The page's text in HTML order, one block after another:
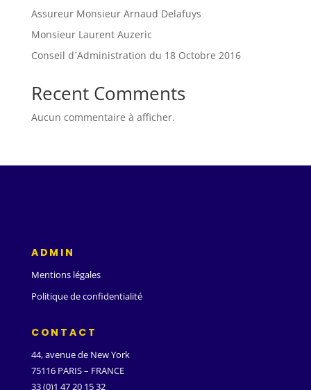
Assureur Monsieur Arnaud Delafuys
Monsieur Laurent Auzeric
Conseil d´Administration du 18 Octobre 2016
Recent Comments
Aucun commentaire à afficher.
ADMIN
Mentions légales
Politique de confidentialité
CONTACT
44, avenue de New York
75116 PARIS – FRANCE
33 (0)1 47 20 15 32